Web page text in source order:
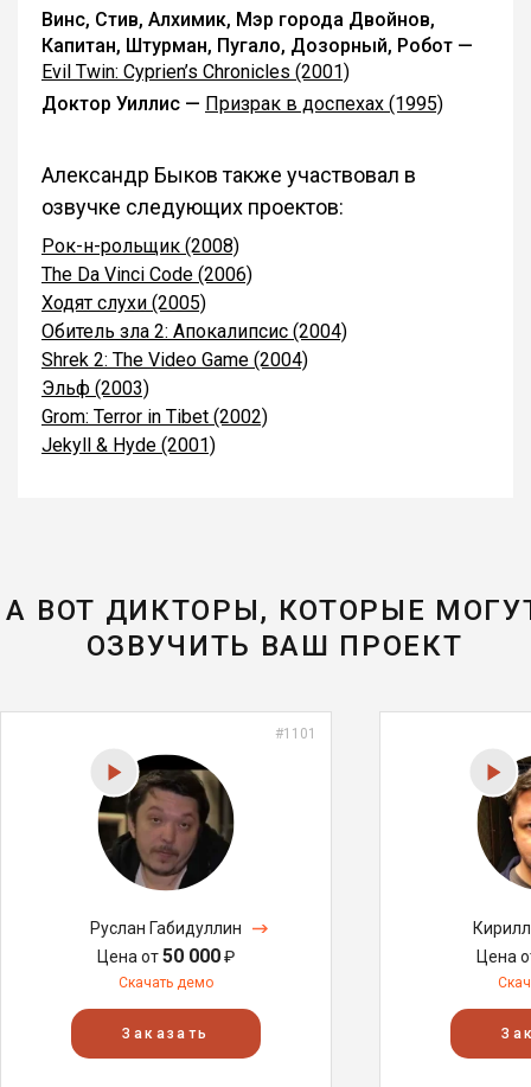
Винс, Стив, Алхимик, Мэр города Двойнов,
Капитан, Штурман, Пугало, Дозорный, Робот —
Evil Twin: Cyprien’s Chronicles (2001)
Доктор Уиллис — Призрак в доспехах (1995)
Александр Быков также участвовал в
озвучке следующих проектов:
Рок-н-рольщик (2008)
The Da Vinci Code (2006)
Ходят слухи (2005)
Обитель зла 2: Апокалипсис (2004)
Shrek 2: The Video Game (2004)
Эльф (2003)
Grom: Terror in Tibet (2002)
Jekyll & Hyde (2001)
А ВОТ ДИКТОРЫ, КОТОРЫЕ
ОЗВУЧИТЬ ВАШ ПРОЕКТ
#1101
Руслан Габидуллин
Цена от50 000₽
Скачать демо
Заказать
Цена